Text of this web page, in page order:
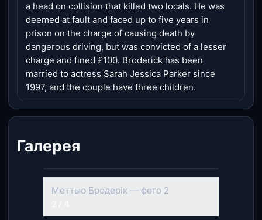
a head on collision that killed two locals. He was
deemed at fault and faced up to five years in
prison on the charge of causing death by
dangerous driving, but was convicted of a lesser
charge and fined £100. Broderick has been
married to actress Sarah Jessica Parker since
1997, and the couple have three children.
Галерея
‹ ›
Меттью Бродерік — фото 2